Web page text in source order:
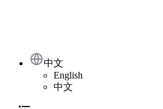
中文
English
中文